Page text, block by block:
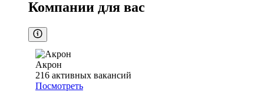
Компании для вас
Акрон
216 активных вакансий
Посмотреть